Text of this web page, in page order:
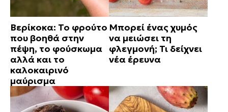
Βερίκοκα: Το φρούτο
που βοηθά στην
πέψη, το φούσκωμα
αλλά και το
καλοκαιρινό
μαύρισμα
Μπορεί ένας χυμός
να μειώσει τη
φλεγμονή; Τι δείχνει
νέα έρευνα